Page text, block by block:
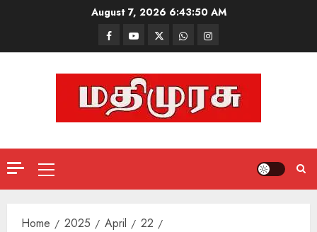
August 7, 2026 6:43:51 AM
FacebookMathemurasu
TV
TwitterWhatsAppInstagram
Primary
Menu
Home 2025 April
22